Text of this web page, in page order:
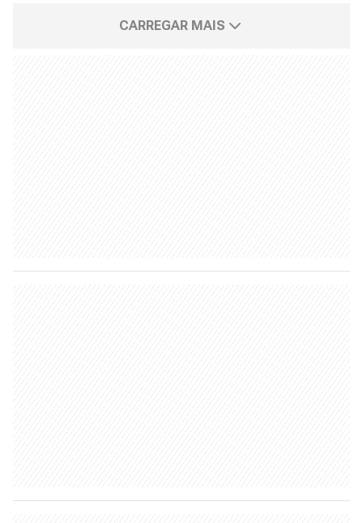
CARREGAR MAIS